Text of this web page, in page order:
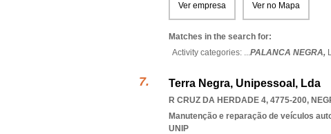
Ver empresa Ver no Mapa
Matches in the search for:
Activity categories: ...PALANCA NEGRA,
Terra Negra, Unipessoal, Lda
R CRUZ DA HERDADE 4, 4775-200,
Manutenção e reparação de veículos
UNIP